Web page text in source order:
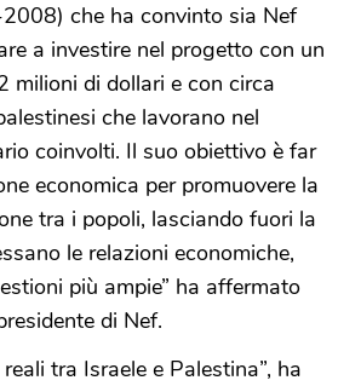
che ha convinto sia Nef
a investire nel progetto con un
milioni di dollari e con circa
che lavorano nel
coinvolti. Il suo obiettivo è far
economica per promuovere la
tra i popoli, lasciando fuori la
le relazioni economiche,
più ampie” ha affermato
di Nef.
tra Israele e Palestina”, ha